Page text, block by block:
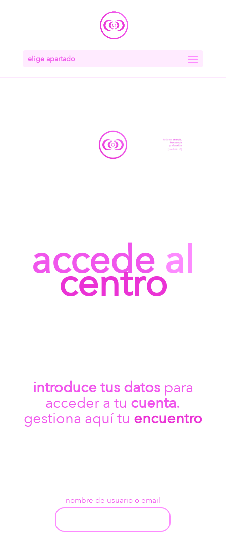
elige apartado
accede al
centro
introduce tus datospara
acceder a tu cuenta.
gestiona aquí tu encuentro
nombre de usuario o email